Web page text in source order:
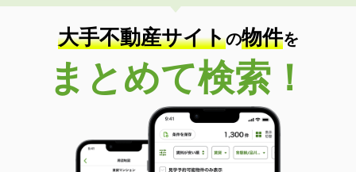
大手不動産サイトの物件を
まとめて検索！